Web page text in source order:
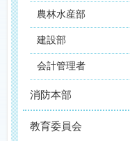
農林水産部
建設部
会計管理者
消防本部
教育委員会